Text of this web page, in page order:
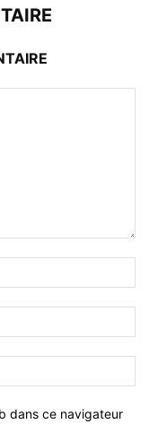
dans ce navigateur